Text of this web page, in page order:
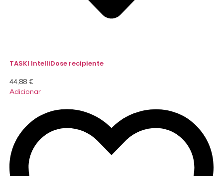
TASKI IntelliDose recipiente
44,88 €
Adicionar